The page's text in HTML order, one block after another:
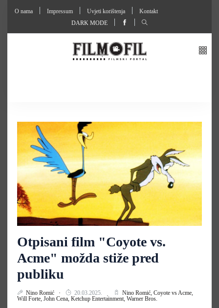
O nama Impressum Uvjeti korištenja
Kontakt
DARK MODE
Otpisani film "Coyote vs.
Acme" možda stiže pred
publiku
Nino Romić 20.03.2025. Nino Romić, Coyote vs Acme,
Will Forte, John Cena, Ketchup Entertainment, Warner Bros.